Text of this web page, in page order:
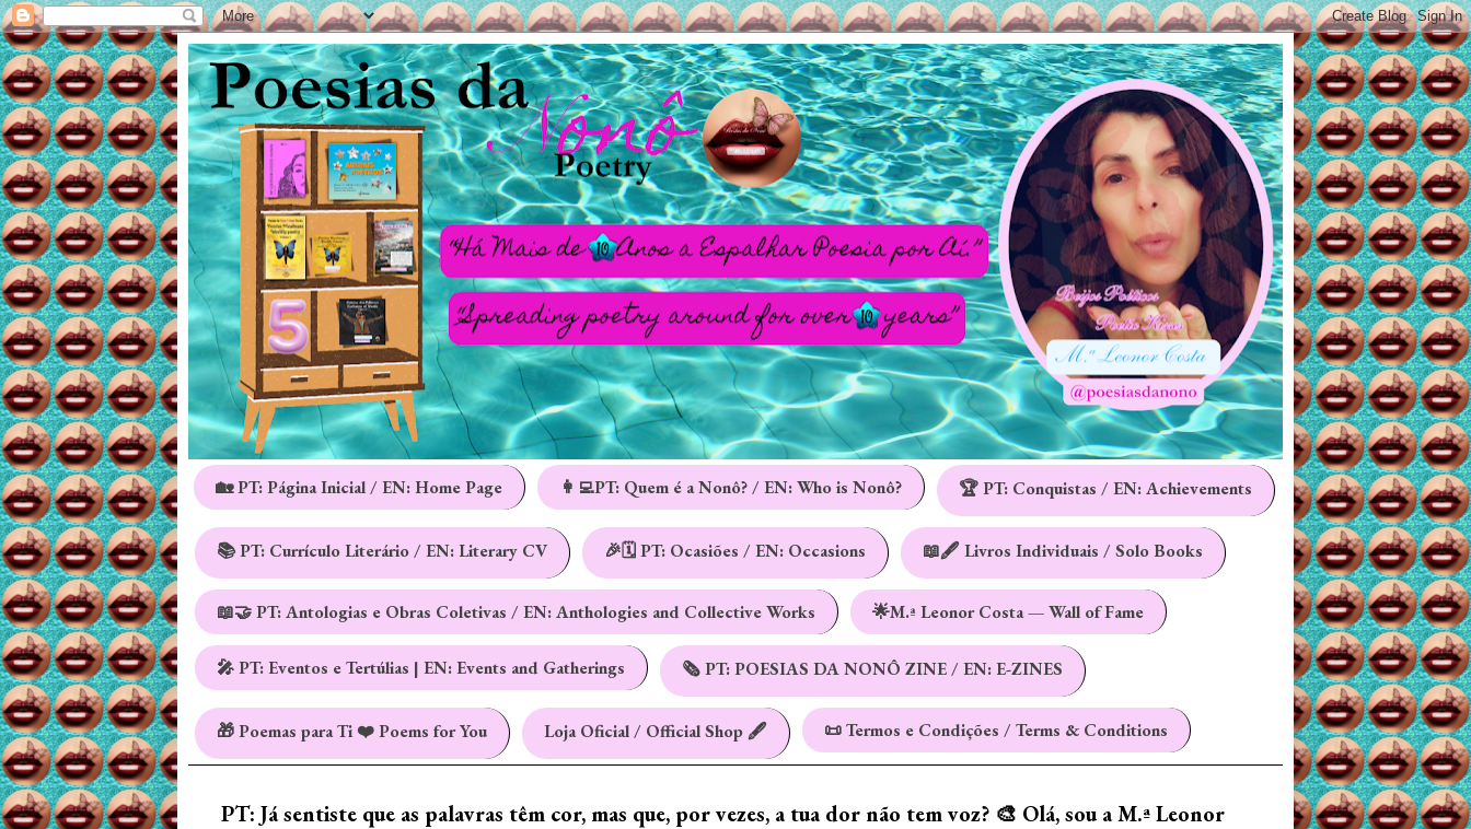
🏡 PT: Página Inicial / EN: Home Page 👩‍💻PT: Quem é a Nonô? / EN: Who is Nonô? 🏆 PT: Conquistas / EN: Achievements
📚 PT: Currículo Literário / EN: Literary CV 🎉🗓️ PT: Ocasiões / EN: Occasions 📖🖋️ Livros Individuais / Solo Books
📖🤝 PT: Antologias e Obras Coletivas / EN: Anthologies and Collective Works 🌟M.ª Leonor Costa — Wall of Fame
🎤 PT: Eventos e Tertúlias | EN: Events and Gatherings 🗞️ PT: POESIAS DA NONÔ ZINE / EN: E-ZINES
🎁 Poemas para Ti ❤️ Poems for You Loja Oficial / Official Shop 🖋️ 📜 Termos e Condições / Terms & Conditions
PT: Já sentiste que as palavras têm cor, mas que, por vezes, a tua dor não tem voz? 🎨 Olá, sou a M.ª Leonor